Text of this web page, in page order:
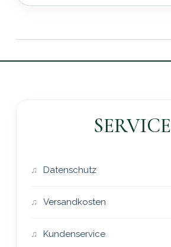
SERVICE
Datenschutz
Versandkosten
Kundenservice